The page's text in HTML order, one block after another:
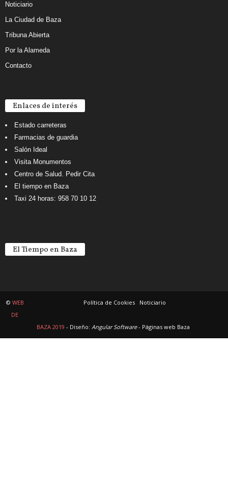
Noticiario
La Ciudad de Baza
Tribuna Abierta
Por la Alameda
Contacto
Enlaces de interés
Estado carreteras
Farmacias de guardia
Salón Ideal
Visita Monumentos
Centro de Salud. Pedir Cita
El tiempo en Baza
Taxi 24 horas: 958 70 10 12
El Tiempo en Baza
Política de Cookies Noticiario
© WEB
DE
BAZA 2019 - Diseño: Angular Software- Páginas web Baza